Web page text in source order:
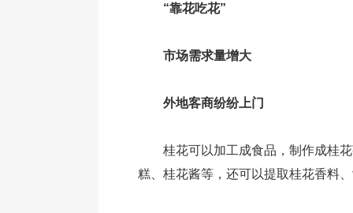
“靠花吃花”
市场需求量增大
外地客商纷纷上门
桂花可以加工成食品，制作成桂
糕、桂花酱等，还可以提取桂花香料